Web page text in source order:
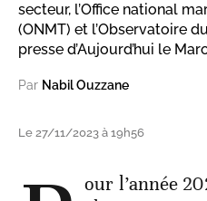
secteur, l’Office national
(ONMT) et l’Observatoire
presse d’Aujourd’hui le
Par Nabil Ouzzane
Le 27/11/2023 à 19h56
our l’année